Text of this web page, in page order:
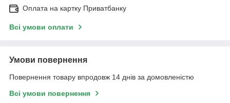
Оплата на картку Приватбанку
Всі умови оплати
Умови повернення
Повернення товару впродовж 14 днів за домовленістю
Всі умови повернення